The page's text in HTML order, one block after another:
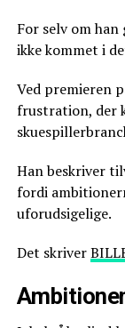
For selv om
ikke kommet i
Ved premieren
frustration, der
Han beskriver
fordi
uforudsigelige.
Det skriver